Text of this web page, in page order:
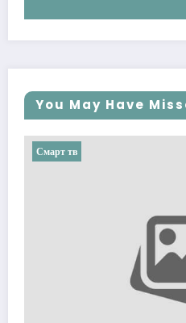
You May Have
Смарт тв